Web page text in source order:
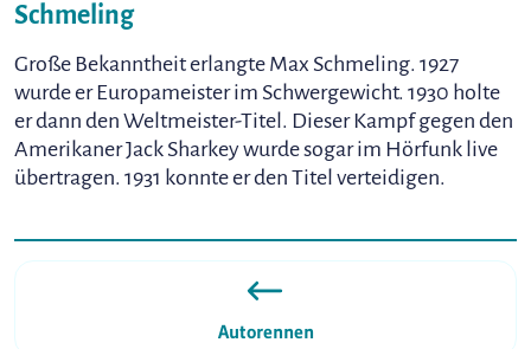
Schmeling
Große Bekanntheit erlangte Max Schmeling. 1927
wurde er Europameister im Schwergewicht. 1930 holte
er dann den Weltmeister-Titel. Dieser Kampf gegen den
Amerikaner Jack Sharkey wurde sogar im Hörfunk live
übertragen. 1931 konnte er den Titel verteidigen.
Autorennen